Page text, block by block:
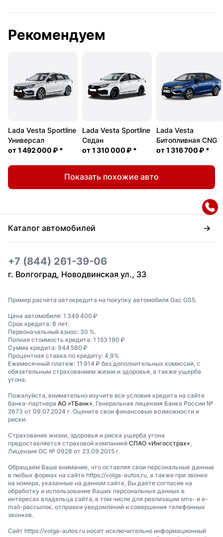
Рекомендуем
Lada Vesta Sportline
Универсал
от1 492 000 ₽ *
Lada Vesta Sportline
Седан
от1 310 000 ₽ *
Lada Vesta
Битопливная CNG
от1 316 700 ₽ *
Показать похожие авто
Каталог автомобилей
+7 (844) 261-39-06
г. Волгоград, Новодвинская ул., 33
Пример расчета автокредита на покупку автомобиля Gac GS5.
Цена автомобиля: 1 349 400 ₽
Срок кредита: 8 лет.
Первоначальный взнос: 30 %.
Полная стоимость кредита: 1 153 190 ₽
Сумма кредита: 944 580 ₽
Процентная ставка по кредиту: 4,9%
Ежемесячный платеж: 11 914 ₽ без дополнительных комиссий, с
обязательным страхованием жизни и здоровья, а также ущерба
угона.
Пожалуйста, внимательно изучите все условия кредита на сайте
банка-партнера АО «ТБанк» , Генеральная лицензия Банка России №
2673 от 09.07.2024 г. Оцените свои финансовые возможности и
риски.
Страхование жизни, здоровья и риска ущерба угона
предоставляется страховой компанией СПАО «Ингосстрах»
Лицензия ОС № 0928 от 23.09.2015 г.
Обращаем Ваше внимание, что оставляя свои персональные данные
в любых формах на сайте https://volga-autos.ru, а также при звонке
на номера, указанные на данном сайте, Вы даете согласие на
обработку и использование Ваших персональных данных в
интересах владельца сайта, в том числе для реализации sms- и e-
mail-рассылок, отправки уведомлений и совершения телефонных
звонков.
Сайт https://volga-autos.ru носит исключительно информационный